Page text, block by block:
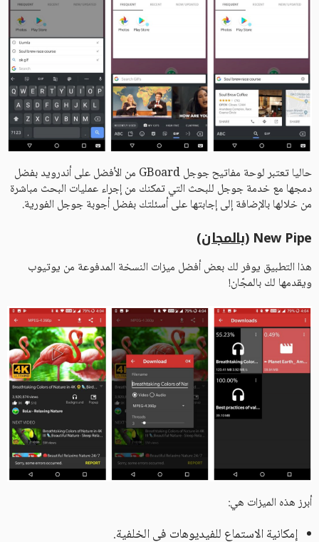
حاليا تعتبر لوحة مفاتيح جوجل GBoard من الأفضل على أندرويد بفضل
دمجها مع خدمة جوجل للبحث التي تمكنك من إجراء عمليات البحث مباشرة
من خلالها بالإضافة إلى إجابتها على أسئلتك بفضل أجوبة جوجل الفورية.
New Pipe ( بالمجان)
هذا التطبيق يوفر لك بعض أفضل ميزات النسخة المدفوعة من يوتيوب
ويقدمها لك بالمجّان!
أبرز هذه الميزات هي:
إمكانية الاستماع للفيديوهات في الخلفية.